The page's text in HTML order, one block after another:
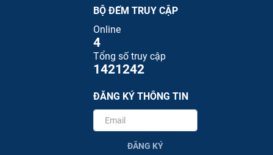
BỘ ĐẾM TRUY CẬP
Online
4
Tổng số truy cập
1421242
ĐĂNG KÝ THÔNG TIN
ĐĂNG KÝ